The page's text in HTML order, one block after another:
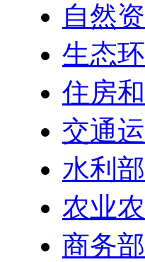
自然
生态
住房
交通
水利部
农业
商务部